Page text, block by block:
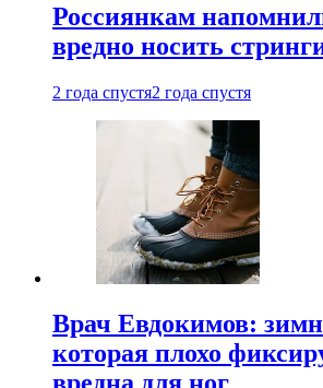
Россиянкам
вредно носить
2 года спустя2 года спустя
Врач Евдокимов:
которая плохо